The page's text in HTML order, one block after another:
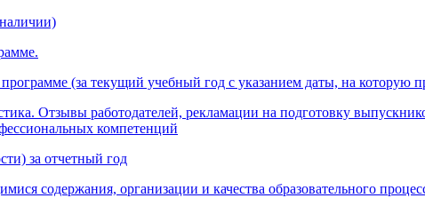
(за текущий учебный год с указанием даты, на которую
Отзывы работодателей, рекламации на подготовку
компетенций
за отчетный год
содержания, организации и качества образовательного